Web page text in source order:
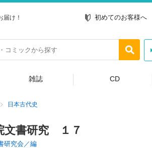
け！ 初めてのお客様へ
雑誌 CD
日本古代史
文書研究 １７
研究会／編